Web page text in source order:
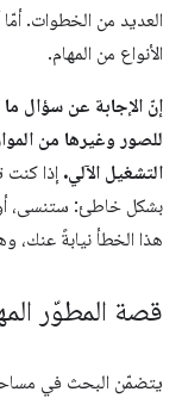
العديد من الخطوات.
الأنواع من المهام.
إنّ الإجابة عن سؤال
للصور وغيرها من
التشغيل الآلي. إذا
بشكل خاطئ: ستنسى،
هذا الخطأ نيابةً عنك،
قصة المطوّر
يتضمّن البحث في